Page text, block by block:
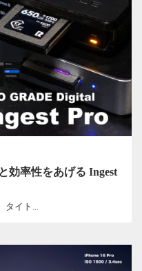
効率性をあげる Ingest
タイト...